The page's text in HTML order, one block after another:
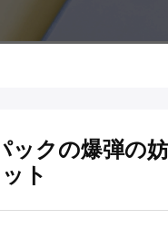
クの爆弾の妨
ト